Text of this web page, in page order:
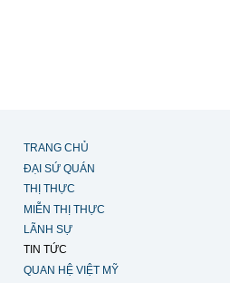
TRANG CHỦ
ĐẠI SỨ QUÁN
THỊ THỰC
MIỄN THỊ THỰC
LÃNH SỰ
TIN TỨC
QUAN HỆ VIỆT MỸ